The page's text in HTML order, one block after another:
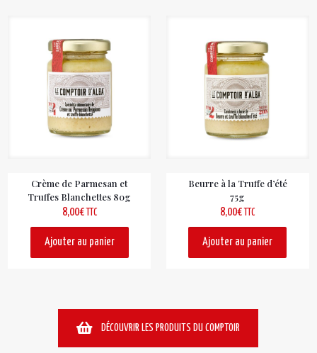
Crème de Parmesan et
Truffes Blanchettes 80g
8,00€ TTC
Ajouter au panier
Beurre à la Truffe d’été
75g
8,00€ TTC
Ajouter au panier
DÉCOUVRIR LES PRODUITS DU COMPTOIR